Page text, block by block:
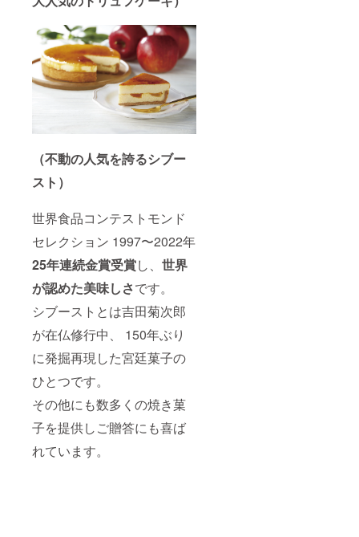
（不動の人気を誇るシブー
スト）
世界食品コンテストモンド
セレクション 1997〜2022年
25年連続金賞受賞し、 世界
が認めた美味しさです。
シブーストとは吉田菊次郎
が在仏修行中、 150年ぶり
に発掘再現した宮廷菓子の
ひとつです。
その他にも数多くの焼き菓
子を提供しご贈答にも喜ば
れています。